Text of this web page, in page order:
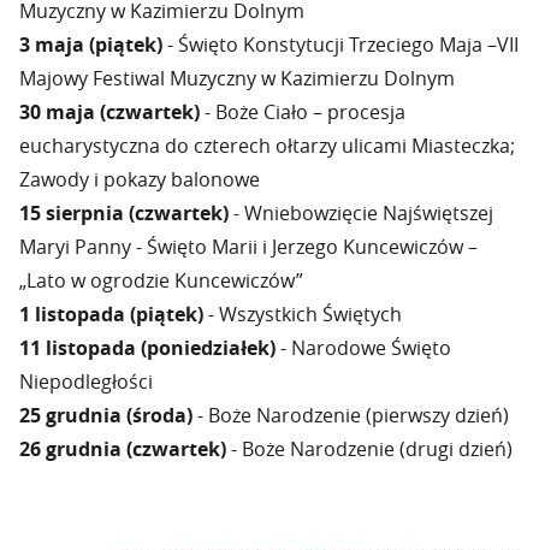
Muzyczny w Kazimierzu Dolnym
3 maja (piątek)- Święto Konstytucji Trzeciego Maja –VII
Majowy Festiwal Muzyczny w Kazimierzu Dolnym
30 maja (czwartek)- Boże Ciało – procesja
eucharystyczna do czterech ołtarzy ulicami Miasteczka;
Zawody i pokazy balonowe
15 sierpnia (czwartek)- Wniebowzięcie Najświętszej
Maryi Panny - Święto Marii i Jerzego Kuncewiczów –
„Lato w ogrodzie Kuncewiczów”
1 listopada (piątek)- Wszystkich Świętych
11 listopada (poniedziałek)- Narodowe Święto
Niepodległości
25 grudnia (środa)- Boże Narodzenie (pierwszy dzień)
26 grudnia (czwartek)- Boże Narodzenie (drugi dzień)